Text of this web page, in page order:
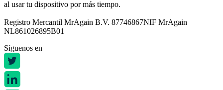
al usar tu dispositivo por más tiempo.
Registro Mercantil MrAgain B.V. 87746867NIF MrAgain
NL861026895B01
Síguenos en